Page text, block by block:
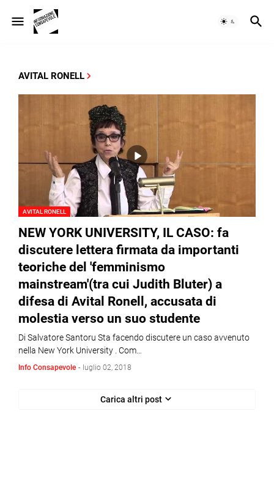
AVITAL RONELL
AVITAL RONELL
NEW YORK UNIVERSITY, IL CASO: fa
discutere lettera firmata da importanti
teoriche del 'femminismo
mainstream'(tra cui Judith Bluter) a
difesa di Avital Ronell, accusata di
molestia verso un suo studente
Di Salvatore Santoru Sta facendo discutere un caso avvenuto
nella New York University . Com…
Info Consapevole - luglio 02, 2018
Carica altri post